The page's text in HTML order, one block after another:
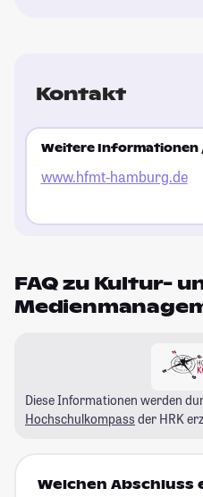
Kontakt
Weitere Informationen
www.hfmt-hamburg.de
FAQ zu Kultur-
Diese Informationen werden
Hochschulkompass der HRK
Welchen Abschluss